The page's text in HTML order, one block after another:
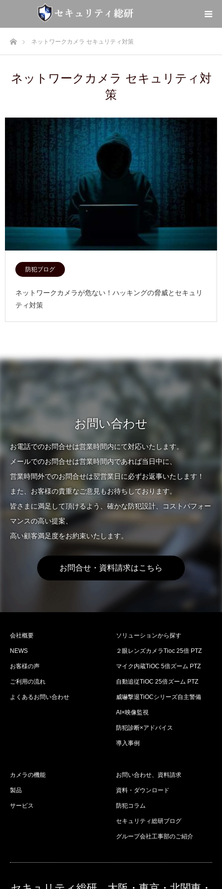
ホームネットワークカメラ セキュリティ対策
ネットワークカメラ セキュリティ対
策
防犯ブログ
ネットワークカメラが危ない！ハッキングの脅威とセキュリ
ティ対策
お問い合わせ
お電話でのお問合せは営業時間内にて対応いたします。
メールでのお問合せは営業時間内であれば当日中に、
営業時間外でのお問合せは翌営業日に必ずお返事いたします！
また、お客様の貴重なご意見もお待ちしております。
皆さまに満足して頂けるよう、確かな防犯設計、コストパフォー
マンスの高い提案、
高い顧客満足度をお約束いたします。
お問合せ・資料請求はこちら
会社概要
NEWS
お客様の声
ご利用の流れ
よくあるお問い合わせ
ソリューションから探す
２眼レンズカメラTioc 25倍 PTZ
マイク内蔵TiOC 5倍ズーム PTZ
自動追従TiOC 25倍ズーム PTZ
威嚇撃退TiOCシリーズ自主警備
AI×映像監視
防犯診断×アドバイス
導入事例
カメラの機能
製品
サービス
お問い合わせ、資料請求
資料・ダウンロード
防犯コラム
セキュリティ総研ブログ
グループ会社工事部のご紹介